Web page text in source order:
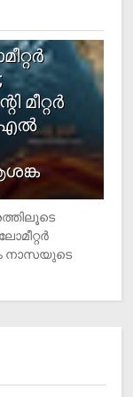
മീറ്റര്‍
എല്‍
നാസയുടെ